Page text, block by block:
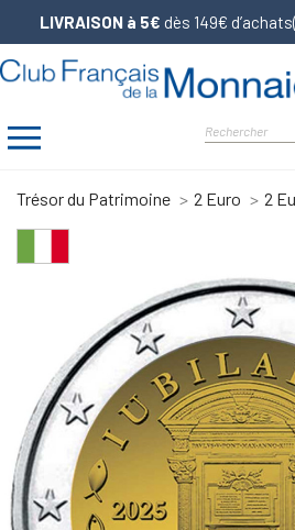
LIVRAISON à 5€ dès 149€
Trésor du Patrimoine 2 Euro 2